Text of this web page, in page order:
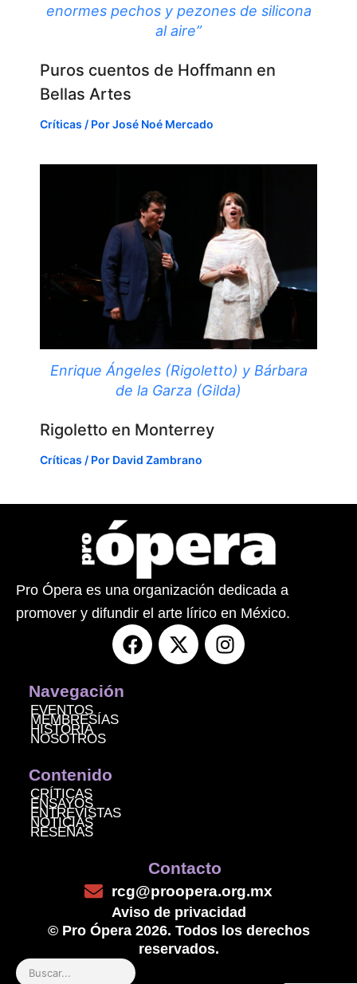
enormes pechos y pezones de silicona
al aire”
Puros cuentos de Hoffmann en
Bellas Artes
Críticas / PorJosé Noé Mercado
Enrique Ángeles (Rigoletto) y Bárbara
de la Garza (Gilda)
Rigoletto en Monterrey
Críticas / Por David Zambrano
Pro Ópera es una organización dedicada a
promover y difundir el arte lírico en México.
F
a
X
-
I
n
Navegación
EVENTOS
MEMBRESÍAS
HISTORIA
NOSOTROS
Contenido
CRÍTICAS
ENSAYOS
ENTREVISTAS
NOTICIAS
RESEÑAS
Contacto
rcg@proopera.org.mx
Aviso de privacidad
© Pro Ópera 2026. Todos los derechos
reservados.